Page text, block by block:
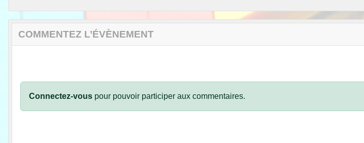
COMMENTEZ L’ÉVÈNEMENT
Connectez-vous pour pouvoir participer aux commentaires.